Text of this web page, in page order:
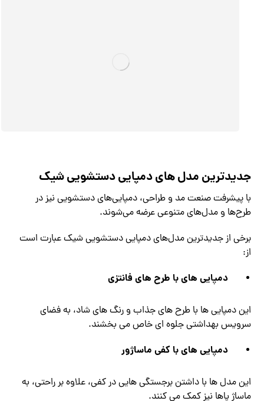
جدیدترین مدل های دمپایی دستشویی شیک
با پیشرفت صنعت مد و طراحی، دمپایی‌های دستشویی نیز در
طرح‌ها و مدل‌های متنوعی عرضه می‌شوند.
برخی از جدیدترین مدل‌های دمپایی دستشویی شیک عبارت است
از:
دمپایی های با طرح های فانتزی
این دمپایی ها با طرح های جذاب و رنگ های شاد، به فضای
سرویس بهداشتی جلوه ای خاص می بخشند.
دمپایی های با کفی ماساژور
این مدل ها با داشتن برجستگی هایی در کفی، علاوه بر راحتی، به
ماساژ پاها نیز کمک می کنند.